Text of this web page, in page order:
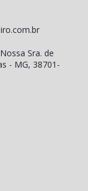
Sra. de
- MG, 38701-